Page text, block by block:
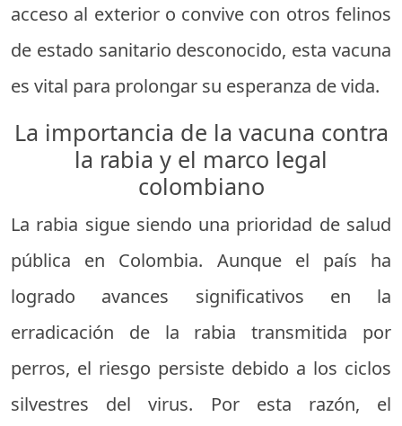
acceso al exterior o convive con otros felinos
de estado sanitario desconocido, esta vacuna
es vital para prolongar su esperanza de vida.
La importancia de la vacuna contra
la rabia y el marco legal
colombiano
La rabia sigue siendo una prioridad de salud
pública en Colombia. Aunque el país ha
logrado avances significativos en la
erradicación de la rabia transmitida por
perros, el riesgo persiste debido a los ciclos
silvestres del virus. Por esta razón, el